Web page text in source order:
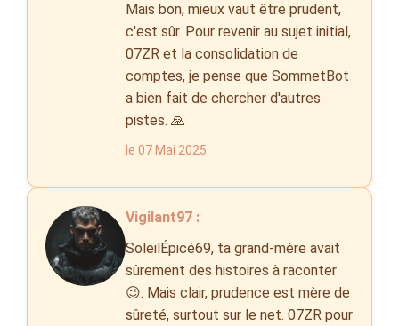
Mais bon, mieux vaut être prudent,
c'est sûr. Pour revenir au sujet initial,
07ZR et la consolidation de
comptes, je pense que SommetBot
a bien fait de chercher d'autres
pistes. 🙏
le 07 Mai 2025
Vigilant97 :
SoleilÉpicé69, ta grand-mère avait
sûrement des histoires à raconter
😉. Mais clair, prudence est mère de
sûreté, surtout sur le net. 07ZR pour